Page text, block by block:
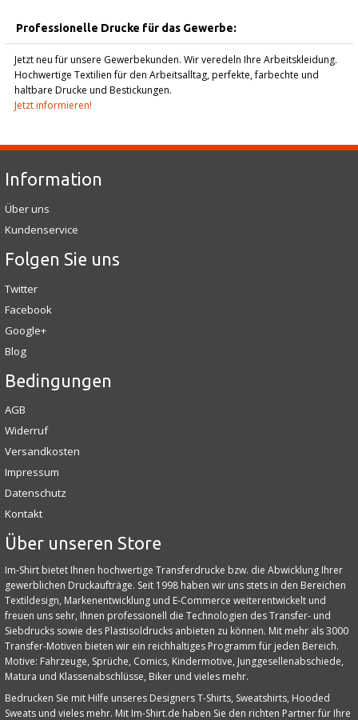
Professionelle Drucke für das Gewerbe:
Jetzt neu für unsere Gewerbekunden. Wir veredeln Ihre Arbeitskleidung.
Hochwertige Textilien für den Arbeitsalltag, perfekte, farbechte und
haltbare Drucke und Bestickungen.
Jetzt informieren!
Information
Über uns
Kundenservice
Folgen Sie uns
Twitter
Facebook
Google+
Blog
Bedingungen
AGB
Widerruf
Versandkosten
Impressum
Datenschutz
Kontakt
Über unseren Store
Im-Shirt bietet Ihnen hochwertige Transferdrucke bzw. die Abwicklung Ihrer
gewerblichen Druckaufträge. Seit 1998 haben wir uns stets in den Bereichen
Textildesign, Markenentwicklung und E‑Commerce weiterentwickelt und
freuen uns sehr, Ihnen professionell die Technologien des Transfer- und
Siebdrucks sowie des Plastisoldrucks anbieten zu können. Mit mehr als 3000
Transfer-Motiven bieten wir ein reichhaltiges Programm für jeden Bereich.
Motive: Fahrzeuge, Sprüche, Comics, Kindermotive, Junggesellenabschiede,
Matura und Klassenabschlüsse, Biker und vieles mehr.
Bedrucken Sie mit Hilfe unseres Designers T-Shirts, Sweatshirts, Hooded
Sweats und vieles mehr. Mit Im-Shirt.de haben Sie den richten Partner für Ihre